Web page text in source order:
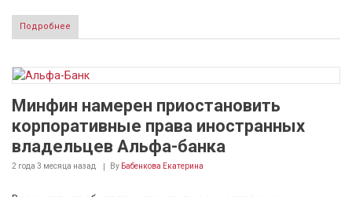
Подробнее
Минфин намерен приостановить
корпоративные права иностранных
владельцев Альфа-банка
2 года 3 месяца назад By Бабенкова Екатерина